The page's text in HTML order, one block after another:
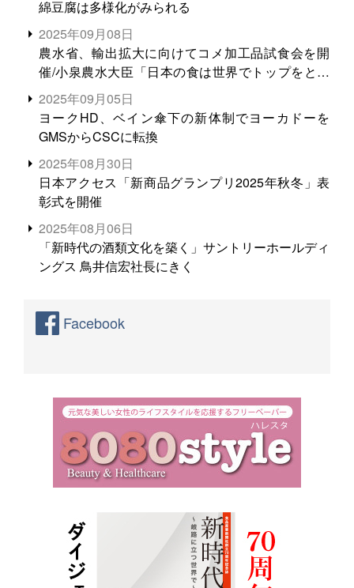
綿豆腐は多様化がみられる
2025年09月08日
農水省、輸出拡大に向けてコメ加工品試食会を開
催/小泉農水大臣「日本の食は世界でトップをとれ
る。米増産に向けて、米輸出需要の拡大を」
2025年09月05日
ヨークHD、ベイン傘下の新体制でヨーカドーを
GMSからCSCに転換
2025年08月30日
日本アクセス「新商品グランプリ2025年秋冬」表
彰式を開催
2025年08月06日
「新時代の酒類文化を築く」サントリーホールディ
ングス 鳥井信宏社長にきく
Facebook